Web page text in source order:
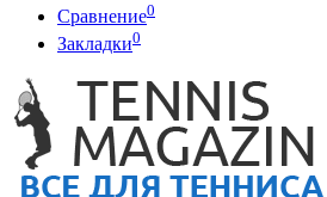
Сравнение0
Закладки0